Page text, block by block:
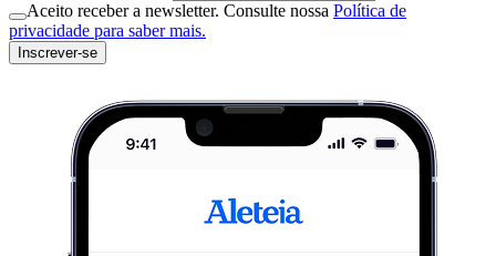
Aceito receber a newsletter. Consulte nossa Política de
privacidade para saber mais.
Inscrever-se